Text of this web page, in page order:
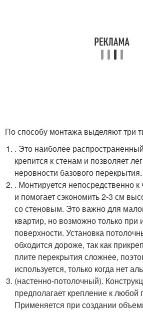
По способу монтажа выделяют три
. Это наиболее
крепится к стенам и позволяет
неровности базового перекрытия.
. Монтируется непосредственно
и помогает сэкономить 2-3 см
со стеновым. Это важно для
квартир, но возможно только при
поверхности. Установка
обходится дороже, так как
плите перекрытия сложнее,
используется, только когда нет
(настенно-потолочный).
предполагает крепление к любой
Применяется при создании